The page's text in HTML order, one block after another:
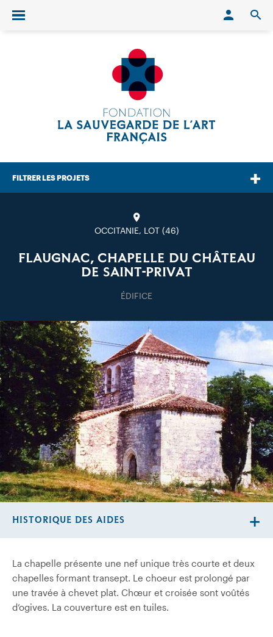
Ouvrir/fermer le menu
FILTRER LES PROJETS
OCCITANIE, LOT (46)
FLAUGNAC, CHAPELLE DU CHÂTEAU
DE SAINT-PRIVAT
ÉDIFICE
La chapelle présente une nef unique très courte et deux
chapelles formant transept. Le choeur est prolongé par
une travée à chevet plat. Chœur et croisée sont voûtés
d’ogives. La couverture est en tuiles.
HISTORIQUE DES AIDES